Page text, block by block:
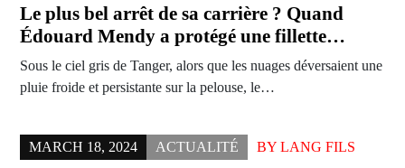
Le plus bel arrêt de sa carrière ? Quand
Édouard Mendy a protégé une fillette…
Sous le ciel gris de Tanger, alors que les nuages déversaient une
pluie froide et persistante sur la pelouse, le…
MARCH 18, 2024 ACTUALITÉ BY LANG FILS